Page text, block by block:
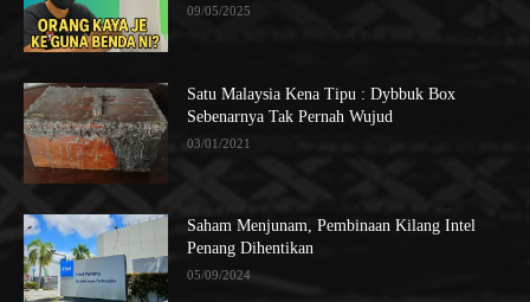
09/05/2025
Satu Malaysia Kena Tipu : Dybbuk Box
Sebenarnya Tak Pernah Wujud
03/01/2021
Saham Menjunam, Pembinaan Kilang Intel
Penang Dihentikan
05/09/2024